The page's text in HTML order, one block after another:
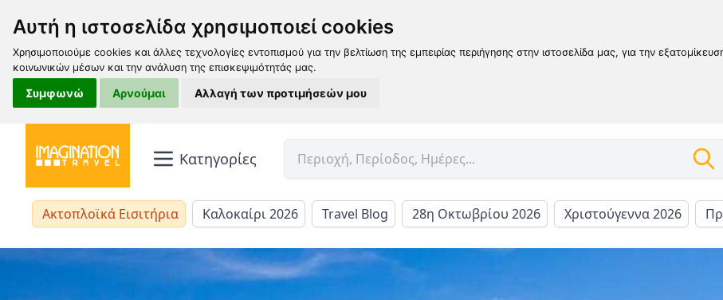
Αυτή η ιστοσελίδα χρησιμοποιεί cookies
Χρησιμοποιούμε cookies και άλλες τεχνολογίες εντοπισμού για την βελτίωση της εμπειρίας περιήγησης στην ιστοσελίδα μας, για την
κοινωνικών μέσων και την ανάλυση της επισκεψιμότητάς μας.
Συμφωνώ Αρνούμαι Αλλαγή των προτιμήσεών μου
Κατηγορίες
Ακτοπλοϊκά Εισιτήρια Καλοκαίρι 2026 Travel Blog 28η Οκτωβρίου 2026 Χριστούγεννα 2026